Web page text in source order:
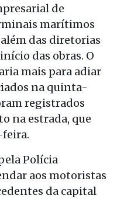
de
marítimos
das diretorias
das obras. O
mais para adiar
na quinta-
registrados
na estrada, que
feira.
Polícia
aos motoristas
da capital